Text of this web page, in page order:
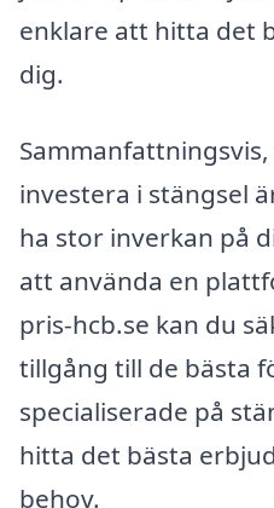
enklare att hitta det
dig.
investera i stängsel
ha stor inverkan på
att använda en
pris-hcb.se kan du
tillgång till de bästa
specialiserade på
hitta det bästa
behov.